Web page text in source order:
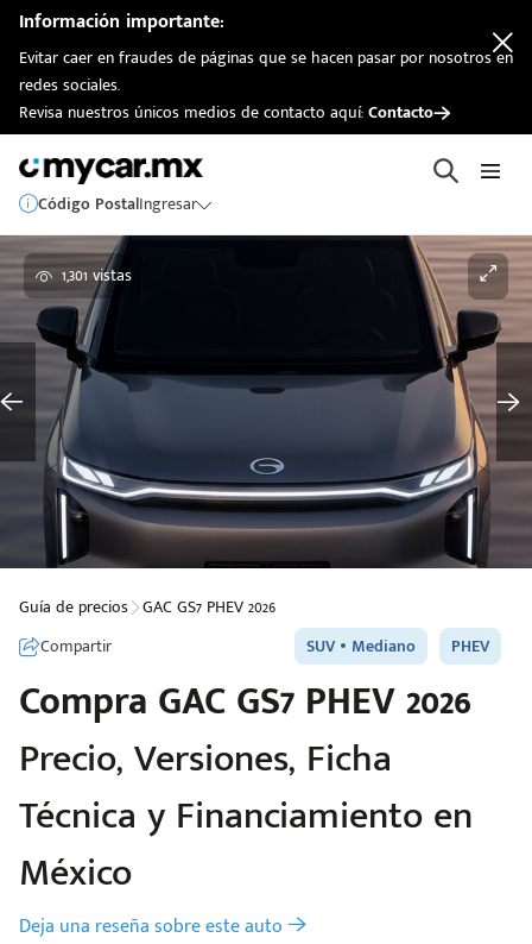
Información importante:
Evitar caer en fraudes de páginas que se hacen pasar por nosotros en
redes sociales.
Revisa nuestros únicos medios de contacto aquí:Contacto
Código PostalIngresar
1,301 vistas
Guía de precios GAC GS7 PHEV 2026
Compartir
SUV Mediano PHEV
Compra GACGS7 PHEV 2026
Precio, Versiones, Ficha
Técnica y Financiamiento en
México
Deja una reseña sobre este auto